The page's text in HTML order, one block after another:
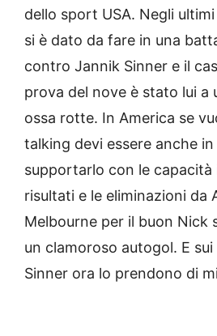
dello sport USA. Negli ultimi
si è dato da fare in una
contro Jannik Sinner e il
prova del nove è stato lui a
ossa rotte. In America se
talking devi essere anche
supportarlo con le capacità
risultati e le eliminazioni da
Melbourne per il buon Nick
un clamoroso autogol. E
Sinner ora lo prendono di